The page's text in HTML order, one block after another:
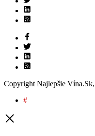
Copyright Najlepšie
#